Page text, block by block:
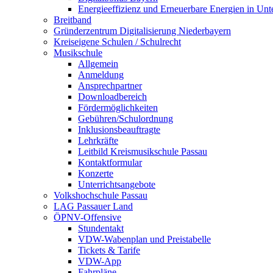
Energieeffizienz und Erneuerbare Energien in
Breitband
Gründerzentrum Digitalisierung Niederbayern
Kreiseigene Schulen / Schulrecht
Musikschule
Allgemein
Anmeldung
Ansprechpartner
Downloadbereich
Fördermöglichkeiten
Gebühren/Schulordnung
Inklusionsbeauftragte
Lehrkräfte
Leitbild Kreismusikschule Passau
Kontaktformular
Konzerte
Unterrichtsangebote
Volkshochschule Passau
LAG Passauer Land
ÖPNV-Offensive
Stundentakt
VDW-Wabenplan und Preistabelle
Tickets & Tarife
VDW-App